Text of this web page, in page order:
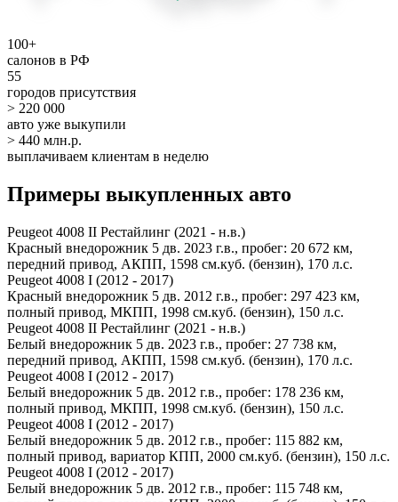
100+
салонов в РФ
55
городов присутствия
> 220 000
авто уже выкупили
> 440 млн.р.
выплачиваем клиентам в неделю
Примеры выкупленных авто
Peugeot 4008 II Рестайлинг (2021 - н.в.)
Красный внедорожник 5 дв. 2023 г.в., пробег: 20 672 км,
передний привод, АКПП, 1598 см.куб. (бензин), 170 л.с.
Peugeot 4008 I (2012 - 2017)
Красный внедорожник 5 дв. 2012 г.в., пробег: 297 423 км,
полный привод, МКПП, 1998 см.куб. (бензин), 150 л.с.
Peugeot 4008 II Рестайлинг (2021 - н.в.)
Белый внедорожник 5 дв. 2023 г.в., пробег: 27 738 км,
передний привод, АКПП, 1598 см.куб. (бензин), 170 л.с.
Peugeot 4008 I (2012 - 2017)
Белый внедорожник 5 дв. 2012 г.в., пробег: 178 236 км,
полный привод, МКПП, 1998 см.куб. (бензин), 150 л.с.
Peugeot 4008 I (2012 - 2017)
Белый внедорожник 5 дв. 2012 г.в., пробег: 115 882 км,
полный привод, вариатор КПП, 2000 см.куб. (бензин), 150 л.с.
Peugeot 4008 I (2012 - 2017)
Белый внедорожник 5 дв. 2012 г.в., пробег: 115 748 км,